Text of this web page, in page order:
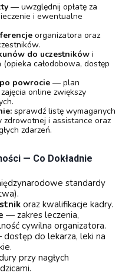
— uwzględnij opłatę za
i ewentualne
organizatora oraz
do uczestników i
całodobowa, dostęp
powrocie — plan
online zwiększy
sprawdź listę wymaganych
zdrowotnej i assistance oraz
zdarzeń.
— Co Dokładnie
standardy
oraz kwalifikacje kadry.
— zakres leczenia,
cywilna organizatora.
do lekarza, leki na
przy nagłych